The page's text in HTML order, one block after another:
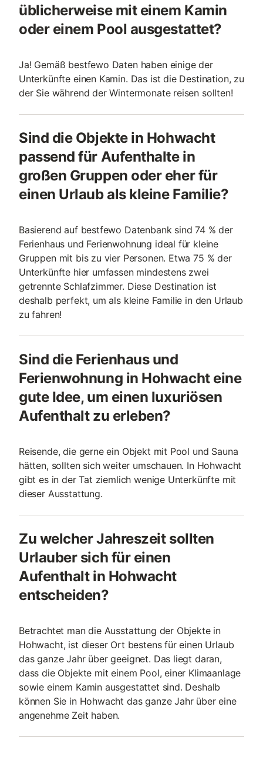
üblicherweise mit einem Kamin
oder einem Pool ausgestattet?
Ja! Gemäß bestfewo Daten haben einige der
Unterkünfte einen Kamin. Das ist die Destination, zu
der Sie während der Wintermonate reisen sollten!
Sind die Objekte in Hohwacht
passend für Aufenthalte in
großen Gruppen oder eher für
einen Urlaub als kleine Familie?
Basierend auf bestfewo Datenbank sind 74 % der
Ferienhaus und Ferienwohnung ideal für kleine
Gruppen mit bis zu vier Personen. Etwa 75 % der
Unterkünfte hier umfassen mindestens zwei
getrennte Schlafzimmer. Diese Destination ist
deshalb perfekt, um als kleine Familie in den Urlaub
zu fahren!
Sind die Ferienhaus und
Ferienwohnung in Hohwacht eine
gute Idee, um einen luxuriösen
Aufenthalt zu erleben?
Reisende, die gerne ein Objekt mit Pool und Sauna
hätten, sollten sich weiter umschauen. In Hohwacht
gibt es in der Tat ziemlich wenige Unterkünfte mit
dieser Ausstattung.
Zu welcher Jahreszeit sollten
Urlauber sich für einen
Aufenthalt in Hohwacht
entscheiden?
Betrachtet man die Ausstattung der Objekte in
Hohwacht, ist dieser Ort bestens für einen Urlaub
das ganze Jahr über geeignet. Das liegt daran,
dass die Objekte mit einem Pool, einer Klimaanlage
sowie einem Kamin ausgestattet sind. Deshalb
können Sie in Hohwacht das ganze Jahr über eine
angenehme Zeit haben.